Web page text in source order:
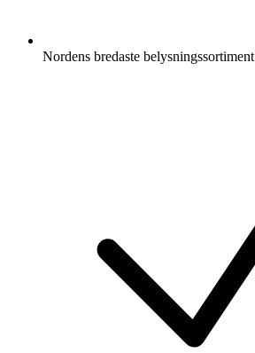
Nordens bredaste belysningssortiment